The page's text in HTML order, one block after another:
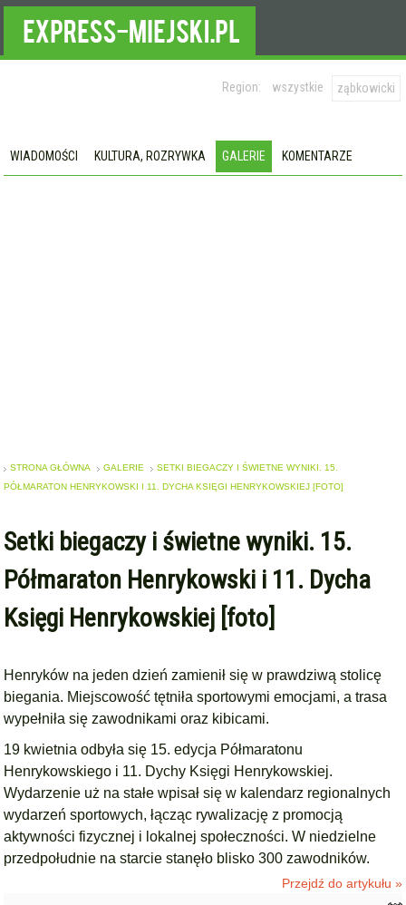
Region: wszystkie ząbkowicki
WIADOMOŚCI KULTURA, ROZRYWKA GALERIE KOMENTARZE
STRONA GŁÓWNA GALERIE
SETKI BIEGACZY I ŚWIETNE WYNIKI. 15.
PÓŁMARATON HENRYKOWSKI I 11. DYCHA KSIĘGI HENRYKOWSKIEJ [FOTO]
Setki biegaczy i świetne wyniki. 15.
Półmaraton Henrykowski i 11. Dycha
Księgi Henrykowskiej [foto]
Henryków na jeden dzień zamienił się w prawdziwą stolicę
biegania. Miejscowość tętniła sportowymi emocjami, a trasa
wypełniła się zawodnikami oraz kibicami.
19 kwietnia odbyła się 15. edycja Półmaratonu
Henrykowskiego i 11. Dychy Księgi Henrykowskiej.
Wydarzenie uż na stałe wpisał się w kalendarz regionalnych
wydarzeń sportowych, łącząc rywalizację z promocją
aktywności fizycznej i lokalnej społeczności. W niedzielne
przedpołudnie na starcie stanęło blisko 300 zawodników.
Przejdź do artykułu »